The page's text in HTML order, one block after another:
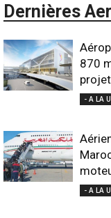
Dernières
870
- A LA
- A LA